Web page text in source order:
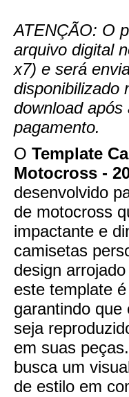
ATENÇÃO: O
arquivo digital
x7) e será
disponibilizado
download
pagamento.
O Template
Motocross -
desenvolvido
de motocross
impactante e
camisetas
design
este template
garantindo que
seja
em suas
busca um
de estilo em